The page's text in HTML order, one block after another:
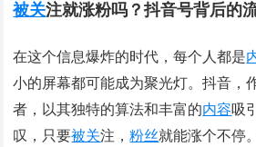
被关注就涨粉吗？抖音号背后的
在这个信息爆炸的时代，每个人都是
小的屏幕都可能成为聚光灯。抖音，
者，以其独特的算法和丰富的内容吸
叹，只要被关注，粉丝就能涨个不停